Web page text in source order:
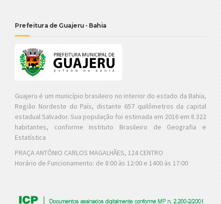
Prefeitura de Guajeru - Bahia
Guajeru é um município brasileiro no interior do estado da Bahia,
Região Nordeste do País, distante 657 quilômetros da capital
estadual Salvador. Sua população foi estimada em 2016 em 8.322
habitantes, conforme Instituto Brasileiro de Geografia e
Estatística
PRAÇA ANTÔNIO CARLOS MAGALHÃES, 124 CENTRO
Horário de Funcionamento: de 8:00 às 12:00 e 1400 às 17:00